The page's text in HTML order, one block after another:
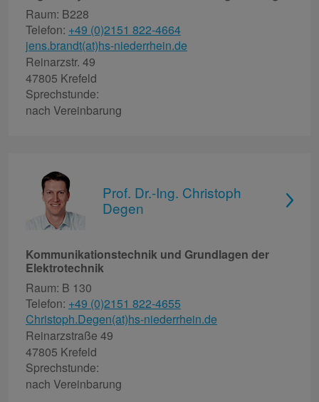
Raum: B228
Telefon: +49 (0)2151 822-4664
jens.brandt(at)hs-niederrhein.de
Reinarzstr. 49
47805 Krefeld
Sprechstunde:
nach Vereinbarung
Prof. Dr.-Ing. Christoph
Degen
Kommunikationstechnik und Grundlagen der
Elektrotechnik
Raum: B 130
Telefon: +49 (0)2151 822-4655
Christoph.Degen(at)hs-niederrhein.de
Reinarzstraße 49
47805 Krefeld
Sprechstunde:
nach Vereinbarung